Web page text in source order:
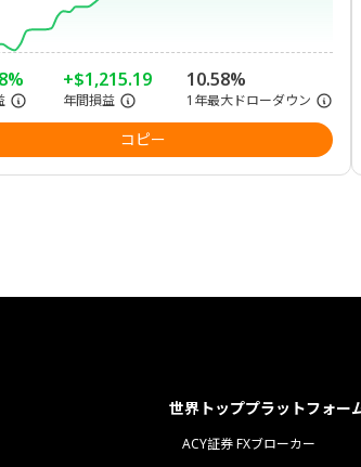
+$1,215.19
年間損益
10.58%
1年最大ドローダウン
コピー
世界トッププラットフォー
ACY証券 FXブローカー